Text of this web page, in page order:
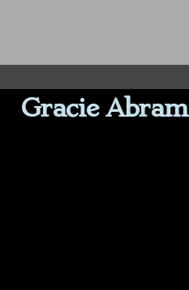
Gracie